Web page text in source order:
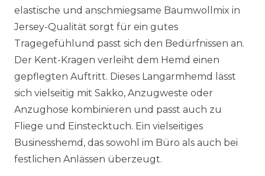
elastische und anschmiegsame Baumwollmix in
Jersey-Qualität sorgt für ein gutes
Tragegefühlund passt sich den Bedürfnissen an.
Der Kent-Kragen verleiht dem Hemd einen
gepflegten Auftritt. Dieses Langarmhemd lässt
sich vielseitig mit Sakko, Anzugweste oder
Anzughose kombinieren und passt auch zu
Fliege und Einstecktuch. Ein vielseitiges
Businesshemd, das sowohl im Büro als auch bei
festlichen Anlässen überzeugt.